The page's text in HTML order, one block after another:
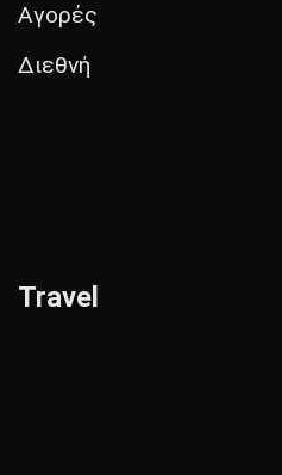
Αγορές
Διεθνή
Travel